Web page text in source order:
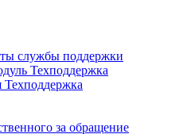
службы поддержки
Техподдержка
Техподдержка
за обращение